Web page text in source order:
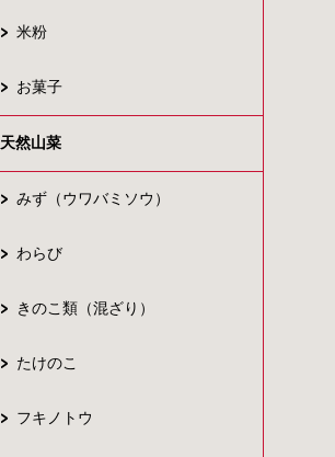
米粉
お菓子
天然山菜
みず（ウワバミソウ）
わらび
きのこ類（混ざり）
たけのこ
フキノトウ